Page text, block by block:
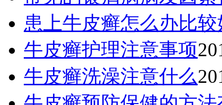
患上牛皮癣怎么办比较
牛皮癣护理注意事项
牛皮癣洗澡注意什么